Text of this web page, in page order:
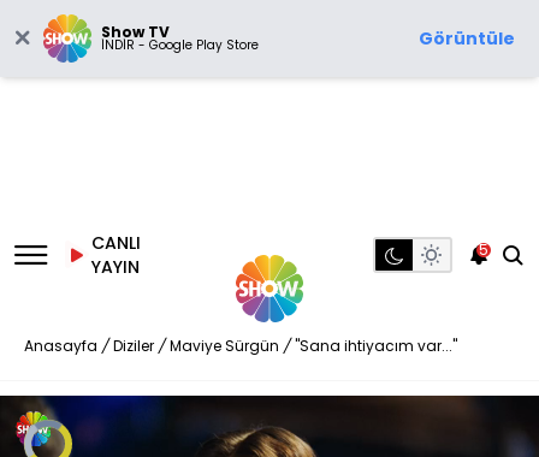
Show TV
İNDİR - Google Play Store Görüntüle
CANLI
YAYIN
5
Anasayfa / Diziler / Maviye Sürgün / "Sana ihtiyacım var..."